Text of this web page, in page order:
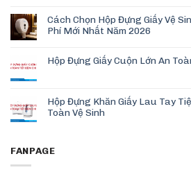
Cách Chọn Hộp Đựng Giấy Vệ
Phí Mới Nhất Năm 2026
Hộp Đựng Giấy Cuộn Lớn An
Hộp Đựng Khăn Giấy Lau Tay
Toàn Vệ Sinh
FANPAGE